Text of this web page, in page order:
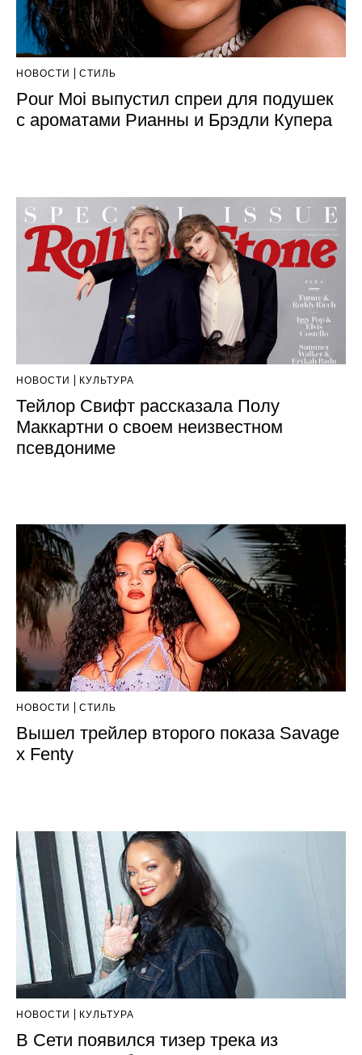
НОВОСТИ СТИЛЬ
Pour Moi выпустил спреи для подушек
с ароматами Рианны и Брэдли Купера
НОВОСТИ КУЛЬТУРА
Тейлор Свифт рассказала Полу
Маккартни о своем неизвестном
псевдониме
НОВОСТИ СТИЛЬ
Вышел трейлер второго показа Savage
x Fenty
НОВОСТИ КУЛЬТУРА
В Сети появился тизер трека из